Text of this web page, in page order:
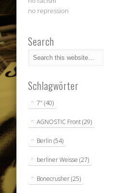
no repression
Search
Schlagwörter
7" (40)
AGNOSTIC Front(29)
Berlin (54)
berliner Weisse (27)
Bonecrusher(25)